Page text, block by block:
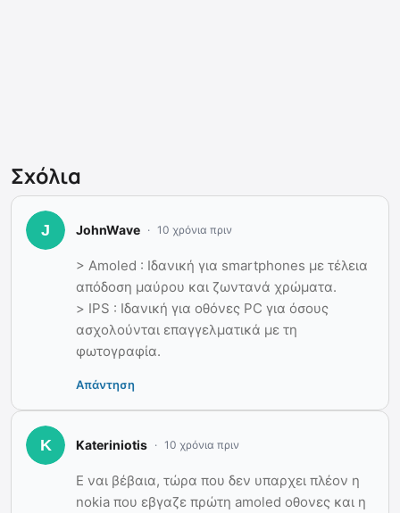
Σχόλια
JohnWave 10 χρόνια πριν
> Αmoled : Iδανική για smartphones με τέλεια
απόδοση μαύρου και ζωντανά χρώματα.
> IPS : Ιδανική για οθόνες PC για όσους
ασχολούνται επαγγελματικά με τη
φωτογραφία.
Απάντηση
Kateriniotis 10 χρόνια πριν
Ε ναι βέβαια, τώρα που δεν υπαρχει πλέον η
nokia που εβγαζε πρώτη amoled οθονες και η